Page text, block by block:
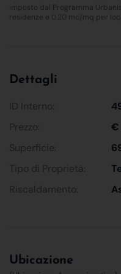
imposto dal Programma
residenze e 0.20 mc/mq per
Dettagli
ID Interno:
Prezzo:
€
Superficie:
Tipo di Proprietà:
Riscaldamento:
Ubicazione